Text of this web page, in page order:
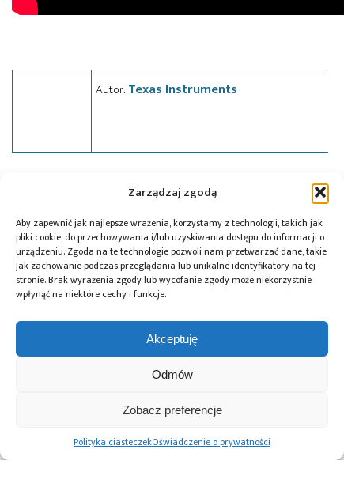
Zarządzaj zgodą
Aby zapewnić jak najlepsze wrażenia, korzystamy z technologii, takich jak
pliki cookie, do przechowywania i/lub uzyskiwania dostępu do informacji o
urządzeniu. Zgoda na te technologie pozwoli nam przetwarzać dane, takie
jak zachowanie podczas przeglądania lub unikalne identyfikatory na tej
stronie. Brak wyrażenia zgody lub wycofanie zgody może niekorzystnie
wpłynąć na niektóre cechy i funkcje.
Akceptuję
Odmów
Zobacz preferencje
Polityka ciasteczekOświadczenie o prywatności
Autor: Texas Instruments
mikroprocesory,news podzespoły,
Texas Instruments
Przeczytaj również:
w europejskim
ekosystemie
DigiKey i Shawn
i filmy
z wykorzystaniem
robotów Balance
Bots
wyraźnego
oznaczania treści
generowanych
przez AI